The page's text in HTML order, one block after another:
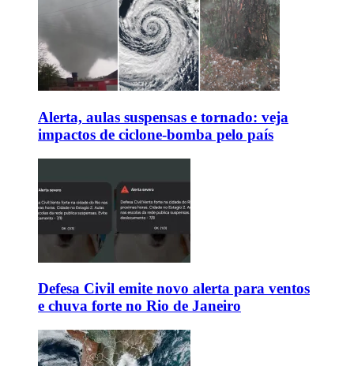
Alerta, aulas suspensas e tornado: veja
impactos de ciclone-bomba pelo país
Defesa Civil emite novo alerta para ventos
e chuva forte no Rio de Janeiro